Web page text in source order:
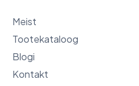
Meist
Tootekataloog
Blogi
Kontakt